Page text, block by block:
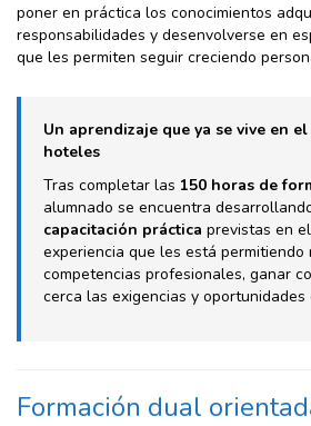
poner en práctica los conocimientos
responsabilidades y desenvolverse en
que les permiten seguir creciendo
Un aprendizaje que ya se vive en
hoteles
Tras completar las 150 horas de
alumnado se encuentra
capacitación práctica previstas en
experiencia que les está permitiendo
competencias profesionales, ganar
cerca las exigencias y
Formación dual